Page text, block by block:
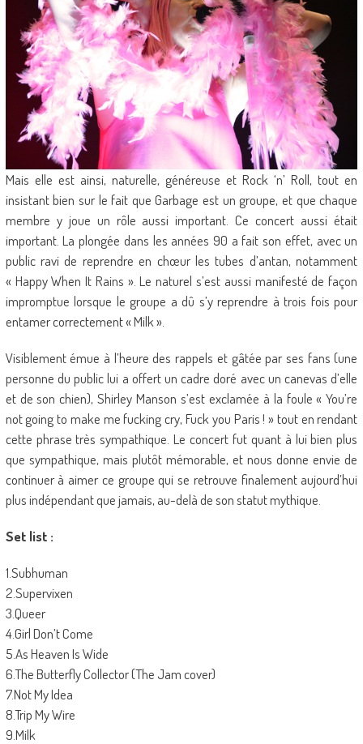
Mais elle est ainsi, naturelle, généreuse et Rock ‘n’ Roll, tout en
insistant bien sur le fait que Garbage est un groupe, et que chaque
membre y joue un rôle aussi important. Ce concert aussi était
important. La plongée dans les années 90 a fait son effet, avec un
public ravi de reprendre en chœur les tubes d’antan, notamment
« Happy When It Rains ». Le naturel s’est aussi manifesté de façon
impromptue lorsque le groupe a dû s’y reprendre à trois fois pour
entamer correctement « Milk ».
Visiblement émue à l’heure des rappels et gâtée par ses fans (une
personne du public lui a offert un cadre doré avec un canevas d’elle
et de son chien), Shirley Manson s’est exclamée à la foule « You’re
not going to make me fucking cry, Fuck you Paris ! » tout en rendant
cette phrase très sympathique. Le concert fut quant à lui bien plus
que sympathique, mais plutôt mémorable, et nous donne envie de
continuer à aimer ce groupe qui se retrouve finalement aujourd’hui
plus indépendant que jamais, au-delà de son statut mythique.
Set list :
1.Subhuman
2.Supervixen
3.Queer
4.Girl Don’t Come
5.As Heaven Is Wide
6.The Butterfly Collector (The Jam cover)
7.Not My Idea
8.Trip My Wire
9.Milk